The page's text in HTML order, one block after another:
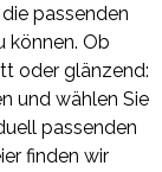
passenden
können. Ob
oder glänzend:
und wählen Sie
passenden
finden wir